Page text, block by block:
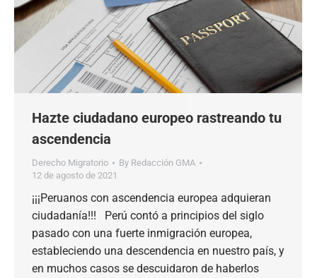
Hazte ciudadano europeo rastreando tu
ascendencia
Derecho Migratorio By Redacción GMA
12 de agosto de 2021
¡¡¡Peruanos con ascendencia europea adquieran
ciudadanía!!! Perú contó a principios del siglo
pasado con una fuerte inmigración europea,
estableciendo una descendencia en nuestro país, y
en muchos casos se descuidaron de haberlos